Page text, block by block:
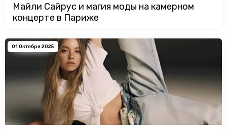
Майли Сайрус и магия моды на камерном
концерте в Париже
01 Октября 2025